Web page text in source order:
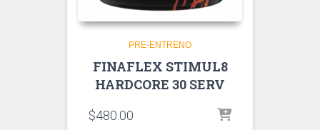
PRE-ENTRENO
FINAFLEX STIMUL8
HARDCORE 30 SERV
$480.00